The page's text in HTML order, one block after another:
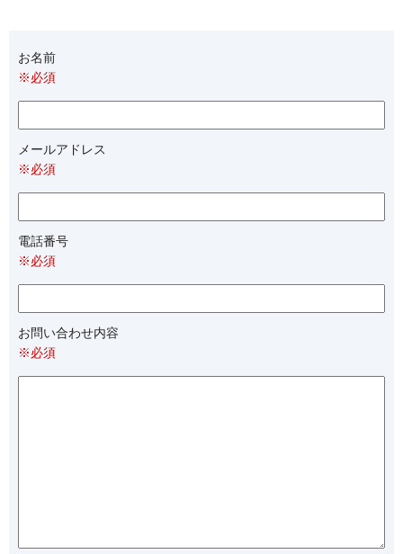
お名前
※必須
メールアドレス
※必須
電話番号
※必須
お問い合わせ内容
※必須